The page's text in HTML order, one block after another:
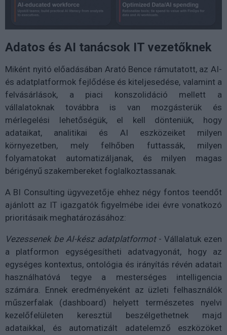
Adatos és AI tanácsok IT vezetőknek
Miként nyitó előadásában Arató Bence rámutatott, az AI-
és adatplatformok fejlődése és kiteljesedése, valamint a
felvásárlások, a piaci konszolidáció mellett a
vállalatoknak továbbra is van mozgásterük és
mérlegelési lehetőségük, el kell dönteniük, hogy
adataikat, analitikai és AI eszközeiket milyen
környezetben, mely felhőben futtassák, milyen
folyamatokat automatizáljanak, és milyen magas
bérigényű szakembereket foglalkoztassanak.
A BI Consulting ügyvezetője ehhez négy fontos teendőt
ajánlott az IT igazgatók figyelmébe idei évre vonatkozó
prioritásaik meghatározásához:
Vezessenek be AI-kész adatplatformot- Vállalatuk ezen
a platformon egységesítheti adatvagyonát, hogy az
egységes kontextus, ontológia és irányítás révén adatait
használhatóvá tegye a mesterséges intelligencia
számára. Ennek eredményeként az üzleti felhasználók
műszerfalak (dashboard) helyett természetes nyelvi
kezelőfelületen keresztül beszélgethetnek majd
adataikkal, és automatizált adatelemző eszközöket